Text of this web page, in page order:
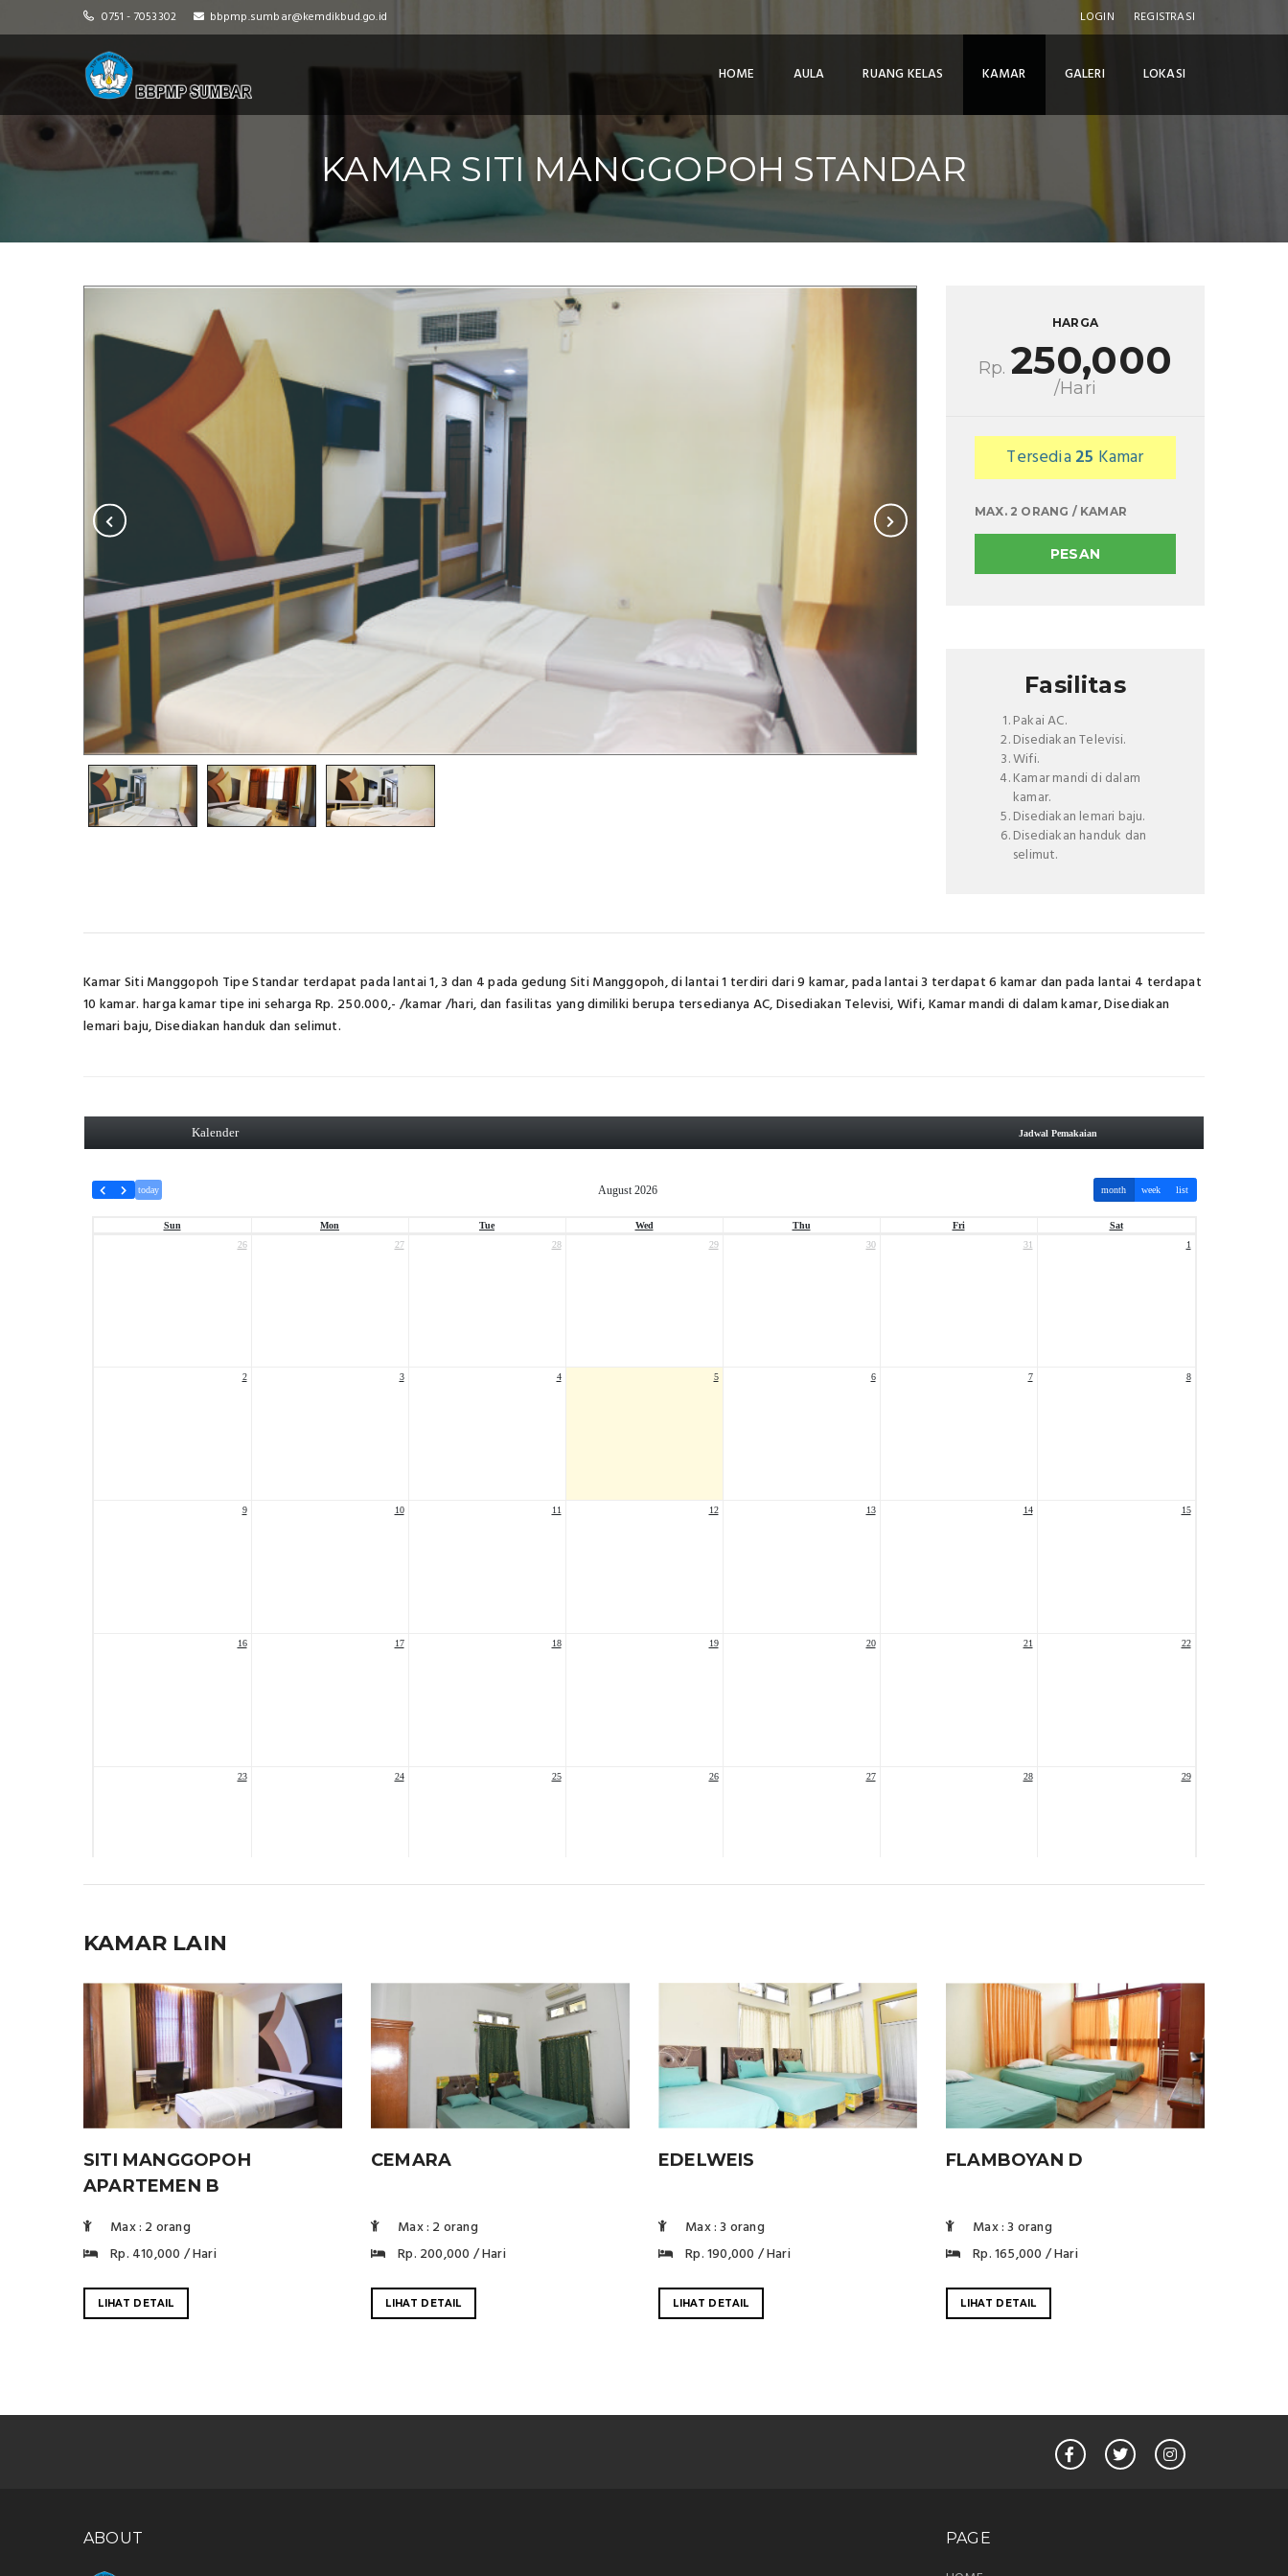
0751 - 7053302 bbpmp.sumbar@kemdikbud.go.id LOGIN REGISTRASI
HOME AULA RUANG KELAS KAMAR GALERI LOKASI
KAMAR SITI MANGGOPOH STANDAR
HARGA
Rp. 250,000
/Hari
Tersedia25 Kamar
MAX. 2 ORANG / KAMAR
PESAN
Fasilitas
Pakai AC.
Disediakan Televisi.
Wifi.
Kamar mandi di dalam
kamar.
Disediakan lemari baju.
Disediakan handuk dan
selimut.
Kamar Siti Manggopoh Tipe Standar terdapat pada lantai 1, 3 dan 4 pada gedung Siti Manggopoh, di lantai 1 terdiri dari 9 kamar, pada lantai 3 terdapat 6 kamar dan pada lantai 4 terdapat
10 kamar. harga kamar tipe ini seharga Rp. 250.000,- /kamar /hari, dan fasilitas yang dimiliki berupa tersedianya AC, Disediakan Televisi, Wifi, Kamar mandi di dalam kamar, Disediakan
lemari baju, Disediakan handuk dan selimut.
KAMAR LAIN
SITI MANGGOPOH
APARTEMEN B
Max : 2 orang
Rp. 410,000 / Hari
LIHAT DETAIL
CEMARA
Max : 2 orang
Rp. 200,000 / Hari
LIHAT DETAIL
EDELWEIS
Max : 3 orang
Rp. 190,000 / Hari
LIHAT DETAIL
FLAMBOYAN D
Max : 3 orang
Rp. 165,000 / Hari
LIHAT DETAIL
ABOUT PAGE